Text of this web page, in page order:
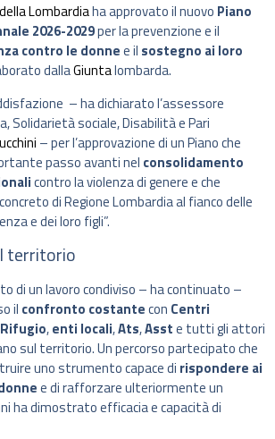
Lombardiaha approvato il nuovo Piano
2026-2029per la prevenzione e il
contro le donnee il sostegno ai loro
dallaGiuntalombarda.
– ha dichiarato l’assessore
Solidarietà sociale, Disabilità e Pari
– per l’approvazione di un Piano che
passo avanti nel consolidamento
contro la violenza di genere e che
di Regione Lombardia al fianco delle
e dei loro figli”.
territorio
di un lavoro condiviso – ha continuato –
il confronto costantecon Centri
,enti locali,Ats,Asste tutti gli attori
sul territorio. Un percorso partecipato che
uno strumento capace di rispondere ai
e di rafforzare ulteriormente un
ha dimostrato efficacia e capacità di